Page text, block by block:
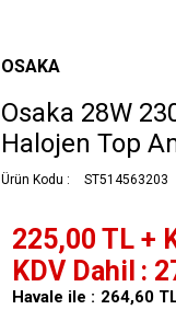
OSAKA
Osaka 28W
Halojen Top
Ürün Kodu : ST514563203
225,00 TL +
KDV Dahil
Havale ile : 264,60